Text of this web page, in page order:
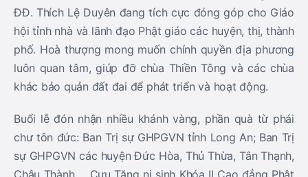
ĐĐ. Thích Lệ Duyên đang tích cực đóng góp cho Giáo
hội tỉnh nhà và lãnh đạo Phật giáo các huyện, thị, thành
phố. Hoà thượng mong muốn chính quyền địa phương
luôn quan tâm, giúp đỡ chùa Thiền Tông và các chùa
khác bảo quản đất đai để phát triển và hoạt động.
Buổi lễ đón nhận nhiều khánh vàng, phần quà từ phái
chư tôn đức: Ban Trị sự GHPGVN tỉnh Long An; Ban Trị
sự GHPGVN các huyện Đức Hòa, Thủ Thừa, Tân Thạnh,
Châu Thành,… Cựu Tăng ni sinh Khóa II Cao đẳng Phật